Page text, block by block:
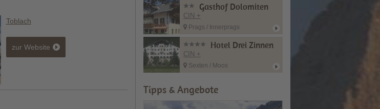
Toblach
zur Website
Gasthof Dolomiten
CIN +
Prags / Innerprags
Hotel Drei Zinnen
CIN +
Sexten / Moos
Tipps & Angebote